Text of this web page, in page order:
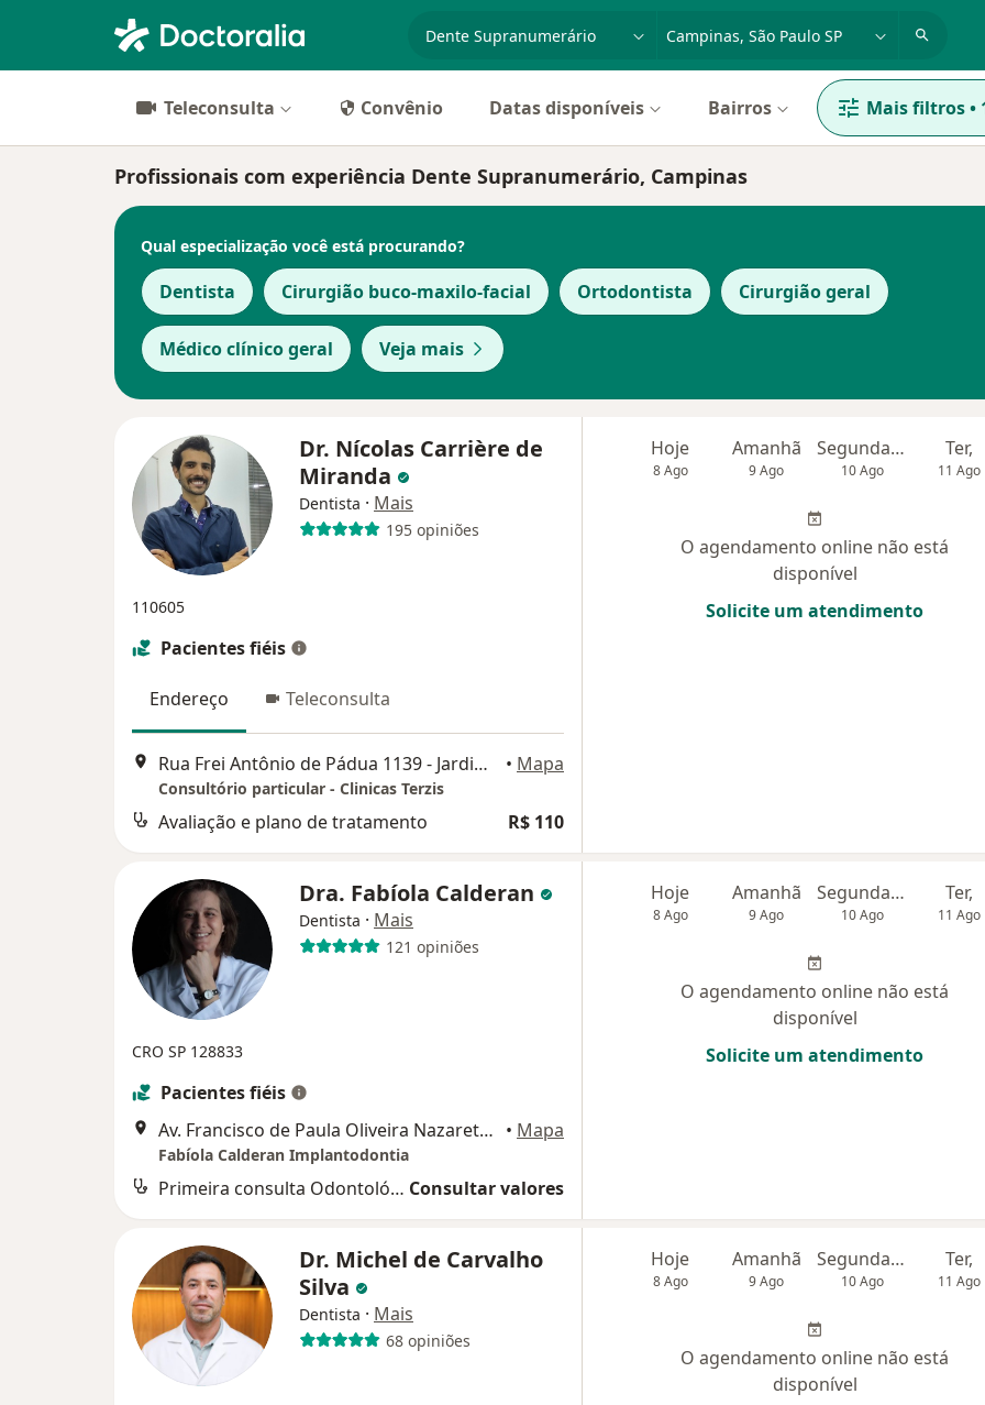
especialidade, doença ou nome
Teleconsulta Convênio Datas disponíveis Bairros Mais filtros•
Profissionais com experiência Dente Supranumerário, Campinas
Qual especialização você está procurando?
Dentista Cirurgião buco-maxilo-facial Ortodontista Cirurgião geral
Médico clínico geral Veja mais
Dr. Nícolas Carrière de
Miranda
Dentista · Mais
195 opiniões
110605
Pacientes fiéis
Endereço Teleconsulta
Rua Frei Antônio de Pádua 1139 - Jardim Guanabara, Campinas • Mapa
Consultório particular - Clinicas Terzis
Avaliação e plano de tratamento R$ 110
Hoje
8 Ago
Amanhã
9 Ago
Segunda-feira
10 Ago
Ter,
11 Ago
O agendamento online não está
disponível
Solicite um atendimento
Dra. Fabíola Calderan
Dentista · Mais
121 opiniões
CRO SP 128833
Pacientes fiéis
Av. Francisco de Paula Oliveira Nazareth,559, Campinas • Mapa
Fabíola Calderan Implantodontia
Primeira consulta Odontológica Consultar valores
Hoje
8 Ago
Amanhã
9 Ago
Segunda-feira
10 Ago
Ter,
11 Ago
O agendamento online não está
disponível
Solicite um atendimento
Dr. Michel de Carvalho
Silva
Dentista · Mais
68 opiniões
Hoje
8 Ago
Amanhã
9 Ago
Segunda-feira
10 Ago
Ter,
11 Ago
O agendamento online não está
disponível